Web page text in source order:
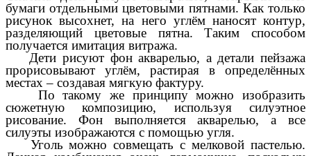
бумаги отдельными цветовыми пятнами. Как только
рисунок высохнет, на него углём наносят контур,
разделяющий цветовые пятна. Таким способом
получается имитация витража.
Дети рисуют фон акварелью, а детали пейзажа
прорисовывают углём, растирая в определённых
местах – создавая мягкую фактуру.
По такому же принципу можно изобразить
сюжетную композицию, используя силуэтное
рисование. Фон выполняется акварелью, а все
силуэты изображаются с помощью угля.
Уголь можно совмещать с мелковой пастелью.